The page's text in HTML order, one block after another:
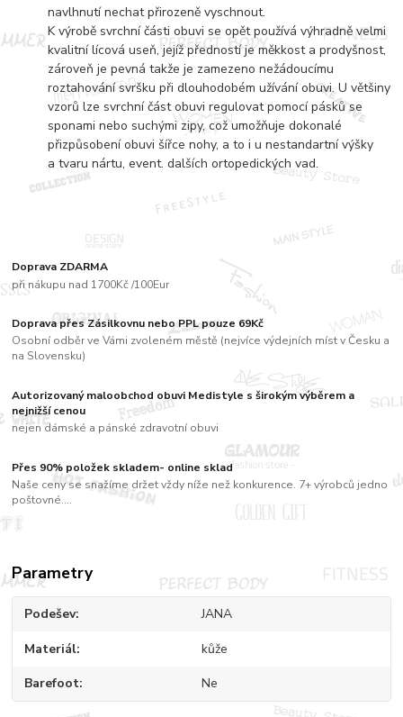
Doprava ZDARMA
při nákupu nad 1700Kč /100Eur
Doprava přes Zásilkovnu nebo PPL pouze 69Kč
Osobní odběr ve Vámi zvoleném městě (nejvíce výdejních míst v Česku a
na Slovensku)
Autorizovaný maloobchod obuvi Medistyle s širokým výběrem a
nejnižší cenou
nejen dámské a pánské zdravotní obuvi
Přes 90% položek skladem- online sklad
Naše ceny se snažíme držet vždy níže než konkurence. 7+ výrobců jedno
poštovné....
navlhnutí nechat přirozeně vyschnout.
K výrobě svrchní části obuvi se opět používá výhradně velmi
kvalitní lícová useň, jejíž předností je měkkost a prodyšnost,
zároveň je pevná takže je zamezeno nežádoucímu
roztahování svršku při dlouhodobém užívání obuvi. U většiny
vzorů lze svrchní část obuvi regulovat pomocí pásků se
sponami nebo suchými zipy, což umožňuje dokonalé
přizpůsobení obuvi šířce nohy, a to i u nestandartní výšky
a tvaru nártu, event. dalších ortopedických vad.
Parametry
Podešev JANA
Materiál kůže
Barefoot Ne